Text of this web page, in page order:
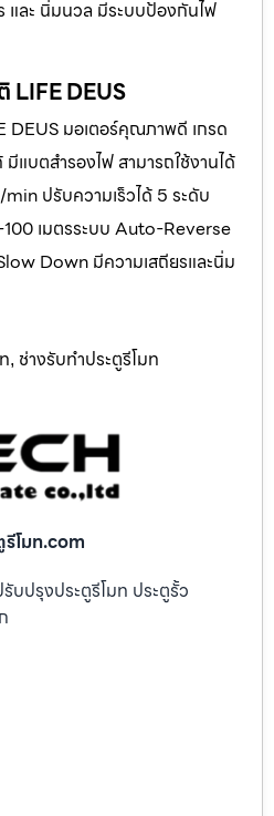
และ นิ่มนวล มีระบบป้องกันไฟ
LIFE DEUS
DEUS มอเตอร์คุณภาพดี เกรด
แบตสำรองไฟ สามารถใช้งานได้
ปรับความเร็วได้ 5 ระดับ
100 เมตรระบบ Auto-Reverse
Down มีความเสถียรและนิ่ม
, ช่างรับทำประตูรีโมท
รีโมท.com
ปรุงประตูรีโมท ประตูรั้ว